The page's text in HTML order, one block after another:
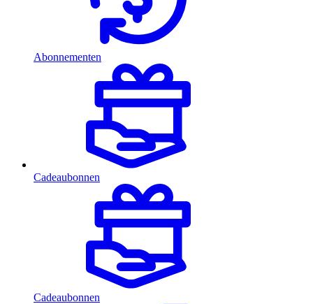
Abonnementen
Cadeaubonnen
Cadeaubonnen